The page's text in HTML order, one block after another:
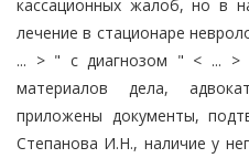
кассационных жалоб, но в
лечение в стационаре
... > " с диагнозом " < ... >
материалов дела,
приложены документы,
Степанова И.Н., наличие у